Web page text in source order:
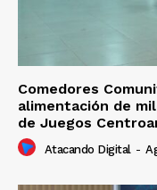
Comedores
alimentación de
de Juegos
Atacando Digital -